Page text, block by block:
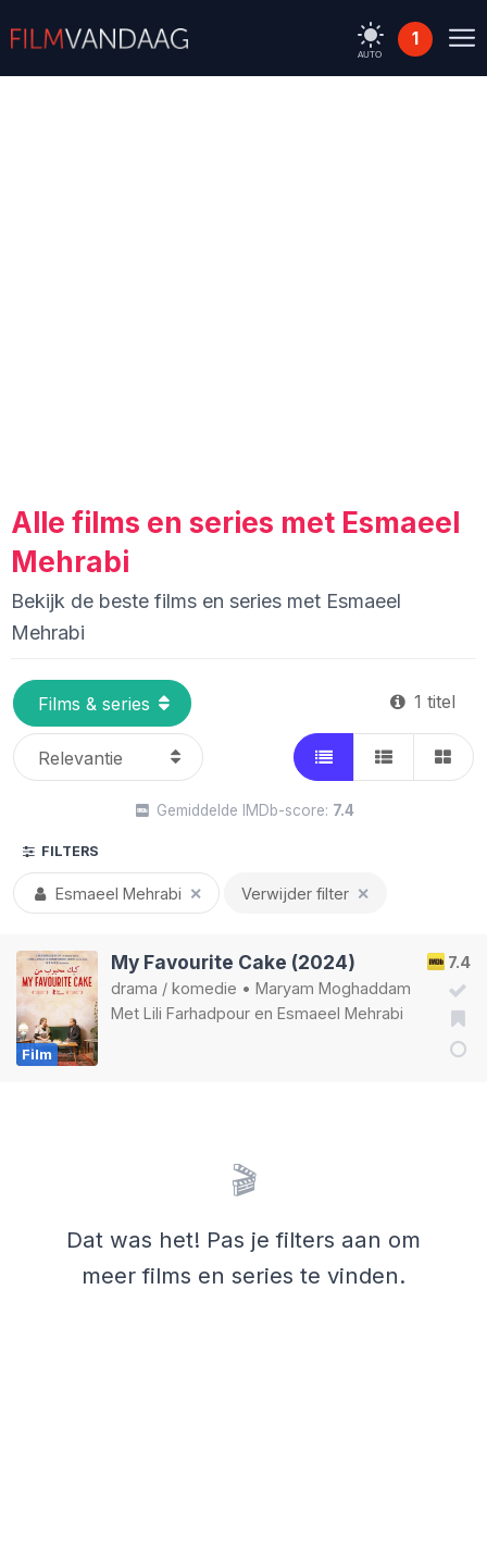
AUTO
1
Alle films en series met Esmaeel
Mehrabi
Bekijk de beste films en series met Esmaeel
Mehrabi
1 titel
Gemiddelde IMDb-score: 7.4
FILTERS
Esmaeel Mehrabi ✕ Verwijder filter ✕
Film
7.4
My Favourite Cake (2024)
drama / komedie • Maryam Moghaddam
Met Lili Farhadpour en Esmaeel Mehrabi
🎬
Dat was het! Pas je filters aan om
meer films en series te vinden.